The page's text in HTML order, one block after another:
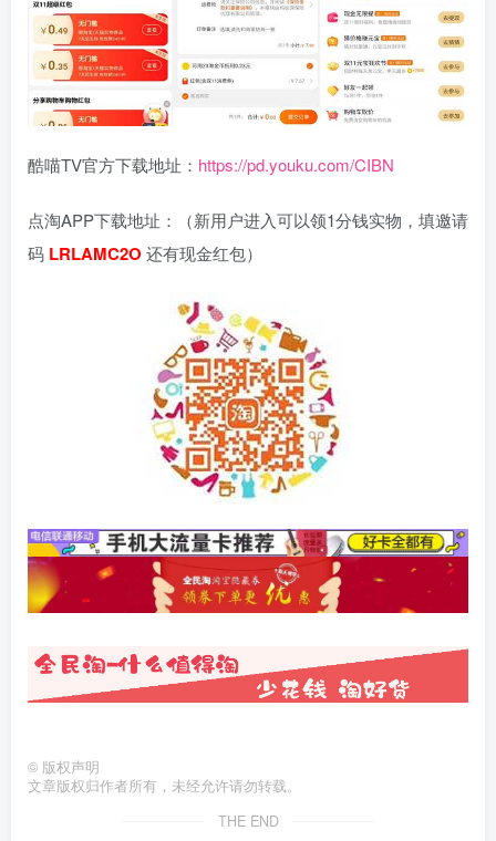
酷喵TV官方下载地址： https://pd.youku.com/CIBN
点淘APP下载地址：（新用户进入可以领1分钱实物，填邀请
码 LRLAMC2O 还有现金红包）
© 版权声明
文章版权归作者所有，未经允许请勿转载。
THE END